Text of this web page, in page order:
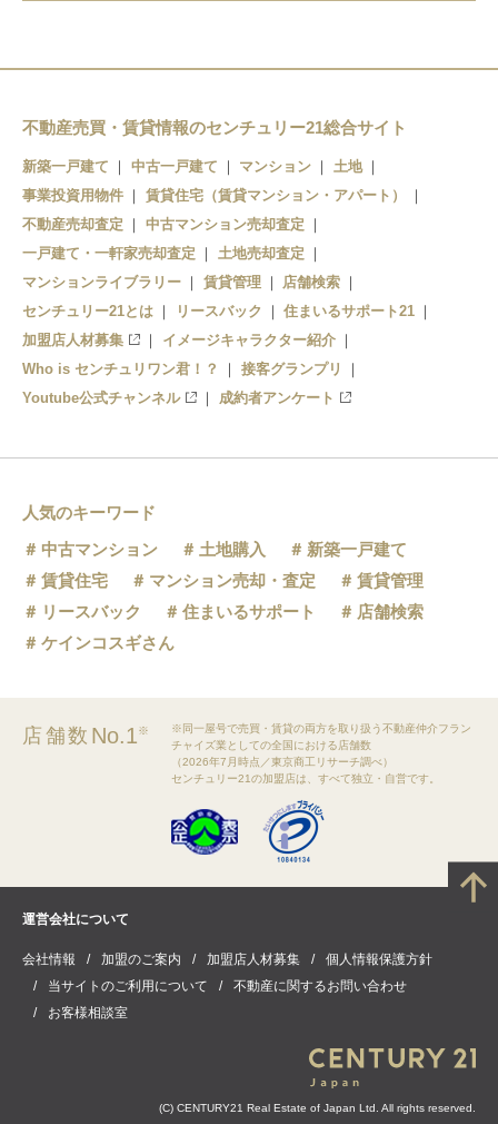
マキノ
近江塩津
不動産売買・賃貸情報のセンチュリー21総合サイト
新築一戸建て 中古一戸建て マンション
土地
事業投資用物件
賃貸住宅（賃貸マンション・アパート）
不動産売却査定
中古マンション売却査定
一戸建て・一軒家売却査定
土地売却査定
マンションライブラリー
賃貸管理
店舗検索
センチュリー21とは
リースバック
住まいるサポート21
加盟店人材募集
イメージキャラクター紹介
Who is センチュリワン君！？
接客グランプリ
Youtube公式チャンネル
成約者アンケート
人気のキーワード
中古マンション
土地購入
新築一戸建て
賃貸住宅
マンション売却・査定
賃貸管理
リースバック
住まいるサポート
店舗検索
ケインコスギさん
店舗数 No.1※
※同一屋号で売買・賃貸の両方を取り扱う不動産仲介フラン
チャイズ業としての全国における店舗数
（2026年7月時点／東京商工リサーチ調べ）
センチュリー21の加盟店は、すべて独立・自営です。
運営会社について
会社情報 加盟のご案内 加盟店人材募集
個人情報保護方針
当サイトのご利用について
不動産に関するお問い合わせ
お客様相談室
(C) CENTURY21 Real Estate of Japan Ltd. All rights reserved.